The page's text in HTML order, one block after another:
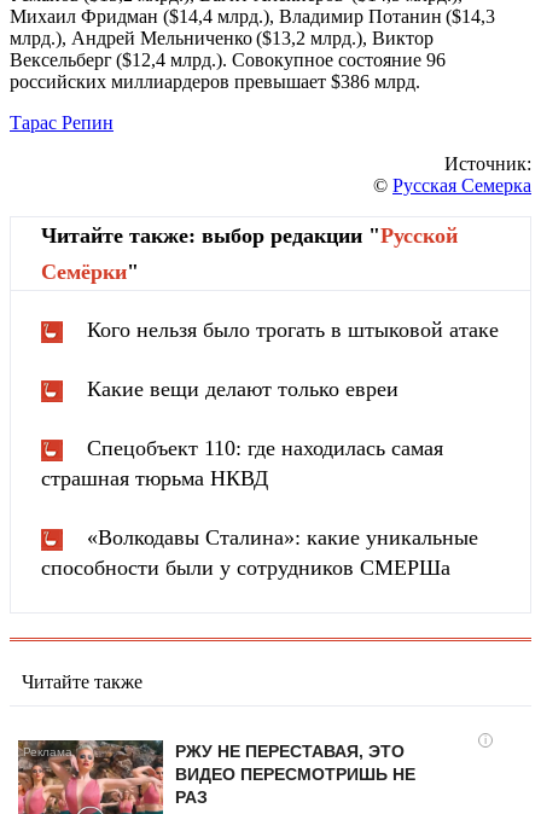
Михаил Фридман ($14,4 млрд.), Владимир Потанин ($14,3
млрд.), Андрей Мельниченко ($13,2 млрд.), Виктор
Вексельберг ($12,4 млрд.). Совокупное состояние 96
российских миллиардеров превышает $386 млрд.
Тарас Репин
Источник:
© Русская Семерка
Читайте также: выбор редакции "Русской
Cемёрки"
Кого нельзя было трогать в штыковой атаке
Какие вещи делают только евреи
Спецобъект 110: где находилась самая
страшная тюрьма НКВД
«Волкодавы Сталина»: какие уникальные
способности были у сотрудников СМЕРШа
Читайте также
i
РЖУ НЕ ПЕРЕСТАВАЯ, ЭТО
ВИДЕО ПЕРЕСМОТРИШЬ НЕ
РАЗ